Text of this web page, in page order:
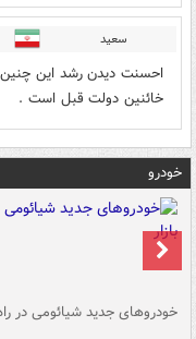
سعید
احسنت دیدن رشد این چنین
خائنین دولت قبل است .
خودرو
خودروهای جدید شیائومی در راه